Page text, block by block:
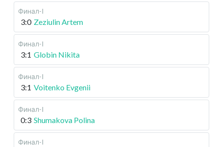
Финал-I
3:0 Zeziulin Artem
Финал-I
3:1 Globin Nikita
Финал-I
3:1 Voitenko Evgenii
Финал-I
0:3 Shumakova Polina
Финал-I